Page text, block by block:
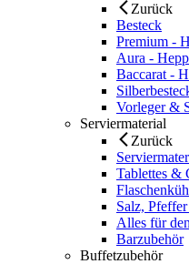
Zurück
Besteck
Premium -
Aura - Hepp
Baccarat -
Vorleger &
Serviermaterial
Zurück
Tablettes &
Salz,
Alles für
Barzubehör
Buffetzubehör